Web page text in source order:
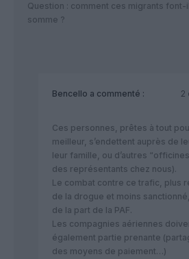
Question : comment ces migrants
somme ?
Bencello a commenté :
2
Ces personnes, prêtes à tout
meilleur, s’endettent auprès de
leur famille, ou d’autres
des représentants chez nous).
Le combat contre ce trafic, plus
de la drogue et moins
de la part de la PAF.
Les compagnies aériennes
également partie prenante
des moyens de paiement…)